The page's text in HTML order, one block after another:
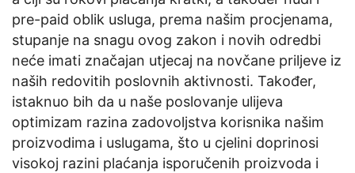
pre-paid oblik usluga, prema našim procjenama,
stupanje na snagu ovog zakon i novih odredbi
neće imati značajan utjecaj na novčane priljeve iz
naših redovitih poslovnih aktivnosti. Također,
istaknuo bih da u naše poslovanje ulijeva
optimizam razina zadovoljstva korisnika našim
proizvodima i uslugama, što u cjelini doprinosi
visokoj razini plaćanja isporučenih proizvoda i